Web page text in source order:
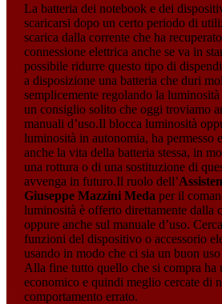
La batteria dei notebook e dei
scaricarsi dopo un certo periodo di
scarica dalla corrente che ha
connessione elettrica anche se va in
possibile ridurre questo tipo di
a disposizione una batteria che duri
semplicemente regolando la
un consiglio solito che oggi troviamo
manuali d’uso.Il blocca luminosità
luminosità in autonomia, ha permesso
anche la vita della batteria stessa, in
una rottura o di una sostituzione di
avvenga in futuro.Il ruolo dell’
Giuseppe Mazzini Meda per il
luminosità è offerto direttamente dalla
oppure anche sul manuale d’uso.
funzioni del dispositivo o accessorio
usando in modo che ci sia un buon
Alla fine tutto quello che si compra ha
economico e quindi meglio cercate di
comportamento errato.